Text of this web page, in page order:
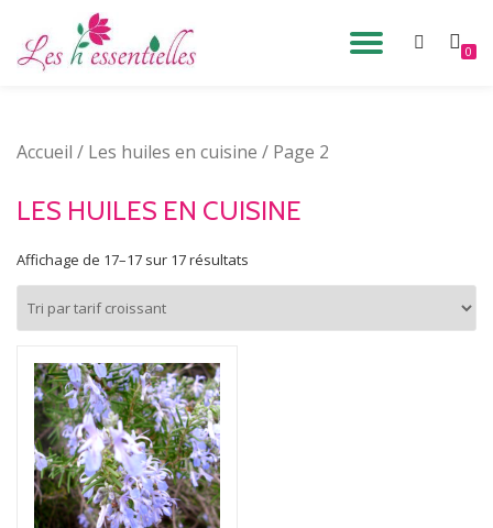
Aller
0
Accueil / Les huiles en cuisine / Page 2
LES HUILES EN CUISINE
Affichage de 17–17 sur 17 résultats